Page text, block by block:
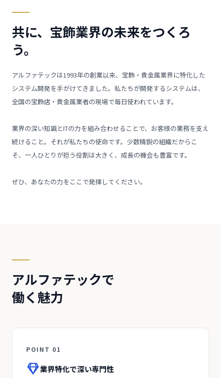
共に、宝飾業界の未来をつくろ
う。
アルファテックは1993年の創業以来、宝飾・貴金属業界に特化した
システム開発を手がけてきました。私たちが開発するシステムは、
全国の宝飾店・貴金属業者の現場で毎日使われています。
業界の深い知識とITの力を組み合わせることで、お客様の業務を支え
続けること。それが私たちの使命です。少数精鋭の組織だからこ
そ、一人ひとりが担う役割は大きく、成長の機会も豊富です。
ぜひ、あなたの力をここで発揮してください。
アルファテックで
働く魅力
POINT 01
業界特化で深い専門性